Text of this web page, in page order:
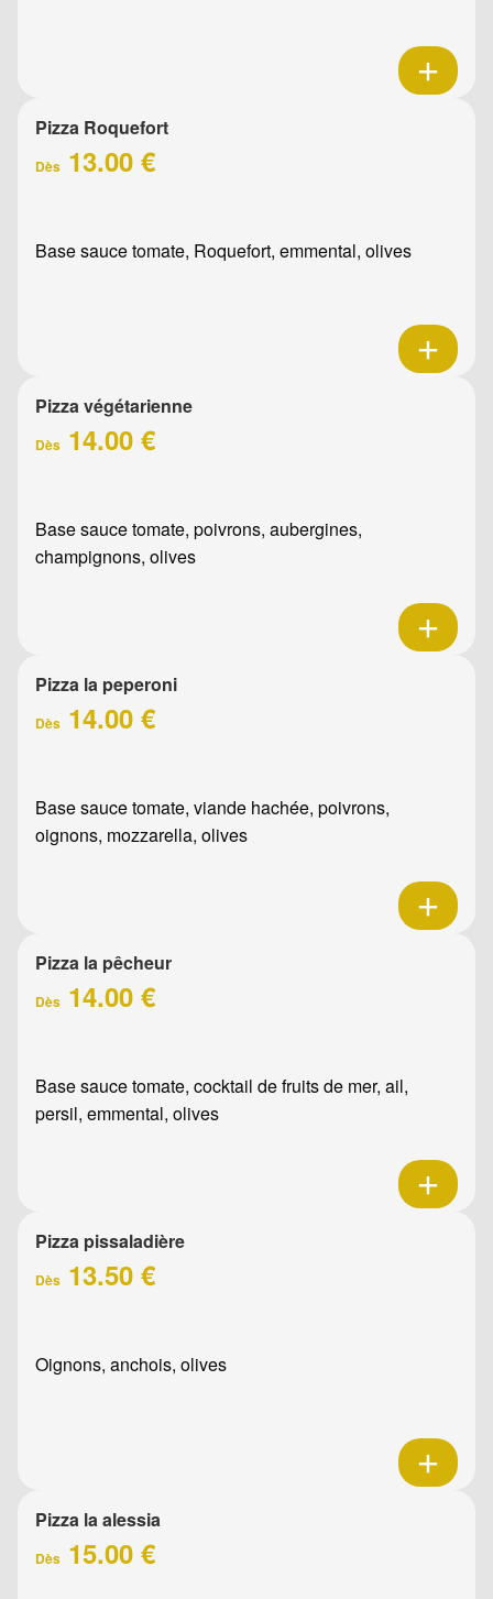
Pizza Roquefort
Dès 13.00 €
Base sauce tomate, Roquefort, emmental, olives
Pizza végétarienne
Dès 14.00 €
Base sauce tomate, poivrons, aubergines,
champignons, olives
Pizza la peperoni
Dès 14.00 €
Base sauce tomate, viande hachée, poivrons,
oignons, mozzarella, olives
Pizza la pêcheur
Dès 14.00 €
Base sauce tomate, cocktail de fruits de mer, ail,
persil, emmental, olives
Pizza pissaladière
Dès 13.50 €
Oignons, anchois, olives
Pizza la alessia
Dès 15.00 €